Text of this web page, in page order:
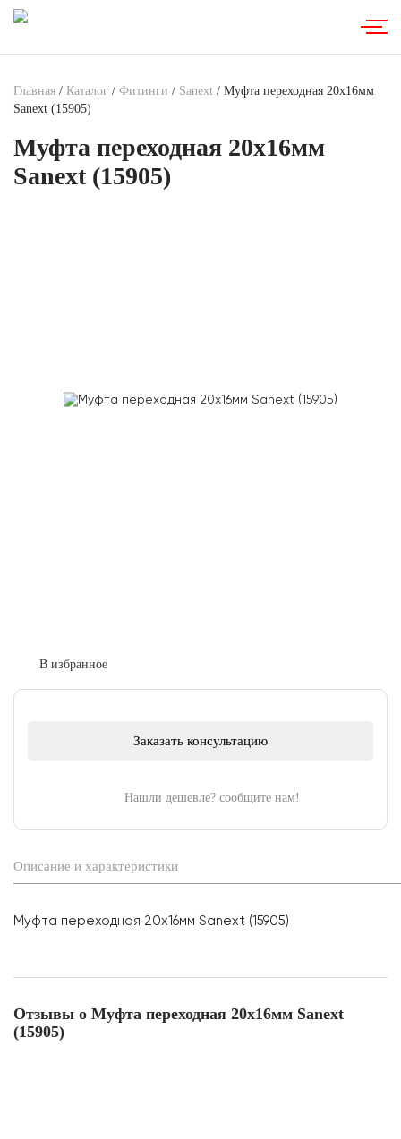
Главная / Каталог / Фитинги / Sanext / Муфта переходная 20х16мм
Sanext (15905)
Муфта переходная 20х16мм
Sanext (15905)
Заказать консультацию
Нашли дешевле? сообщите нам!
Описание и характеристики
Муфта переходная 20х16мм Sanext (15905)
Отзывы о Муфта переходная 20х16мм Sanext
(15905)